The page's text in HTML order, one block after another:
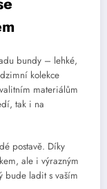
bundy – lehké,
kolekce
materiálům
tak i na
postavě. Díky
ale i výrazným
bude ladit s vaším